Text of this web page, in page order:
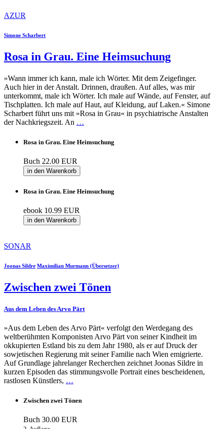
AZUR
Simone Scharbert
Rosa in Grau. Eine Heimsuchung
»Wann immer ich kann, male ich Wörter. Mit dem Zeigefinger.
Auch hier in der Anstalt. Drinnen, draußen. Auf alles, was mir
unterkommt, male ich Wörter. Ich male auf Wände, auf Fenster, auf
Tischplatten. Ich male auf Haut, auf Kleidung, auf Laken.« Simone
Scharbert führt uns mit »Rosa in Grau« in psychiatrische Anstalten
der Nachkriegszeit. An …
Rosa in Grau. Eine Heimsuchung
Buch 22.00 EUR
in den Warenkorb
Rosa in Grau. Eine Heimsuchung
ebook 10.99 EUR
in den Warenkorb
SONAR
Joonas Sildre Maximilian Murmann (Übersetzer)
Zwischen zwei Tönen
Aus dem Leben des Arvo Pärt
»Aus dem Leben des Arvo Pärt« verfolgt den Werdegang des
weltberühmten Komponisten Arvo Pärt von seiner Kindheit im
okkupierten Estland bis zu dem Jahr 1980, als er auf Druck der
sowjetischen Regierung mit seiner Familie nach Wien emigrierte.
Auf Grundlage jahrelanger Recherchen zeichnet Joonas Sildre in
kurzen Episoden das stimmungsvolle Portrait eines bescheidenen,
rastlosen Künstlers, …
Zwischen zwei Tönen
Buch 30.00 EUR